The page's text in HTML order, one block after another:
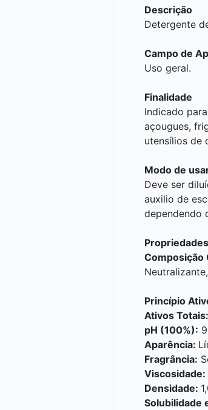
Descrição
Detergente
Campo de
Uso geral.
Finalidade
Indicado
açougues,
utensílios de
Modo de
Deve ser
auxilio de
dependendo
Composição
Princípio
Ativos Totais:
pH (100%):
Aparência:
Fragrância:
Viscosidade:
Densidade:
Solubilidade